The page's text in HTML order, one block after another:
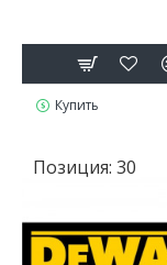
Купить
Позиция: 30